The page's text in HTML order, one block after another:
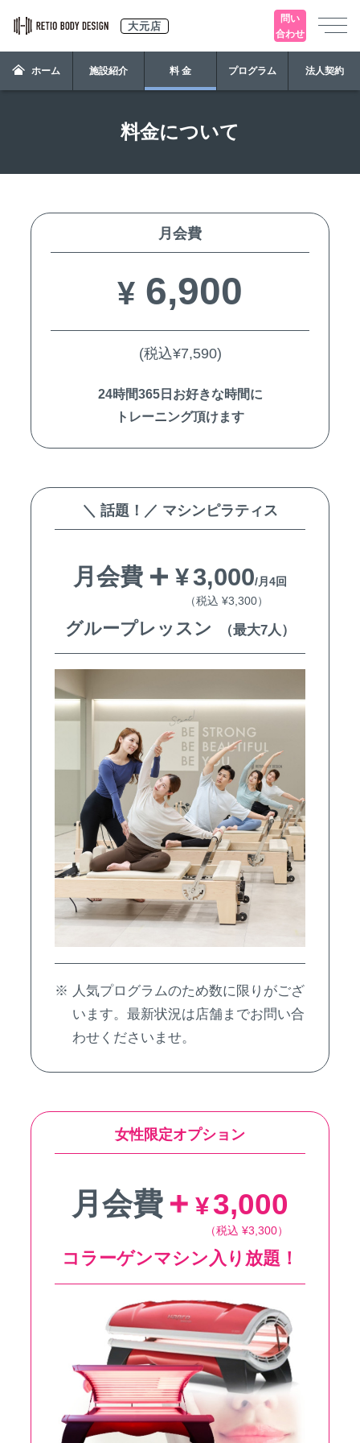
大元店
問い
合わせ
ホーム 施設紹介 料 金 プログラム 法人契約
料金について
月会費
¥ 6,900
(税込¥7,590)
24時間365日お好きな時間に
トレーニング頂けます
＼ 話題！／ マシンピラティス
月会費 ¥3,000/月4回
（税込 ¥3,300）
グループレッスン （最大7人）
人気プログラムのため数に限りがござ
います。最新状況は店舗までお問い合
わせくださいませ。
女性限定オプション
月会費 ¥3,000
（税込 ¥3,300）
コラーゲンマシン入り放題！